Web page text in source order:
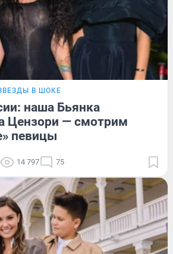
В ШОКЕ
наша Бьянка
Цензори — смотрим
певицы
14 797 75